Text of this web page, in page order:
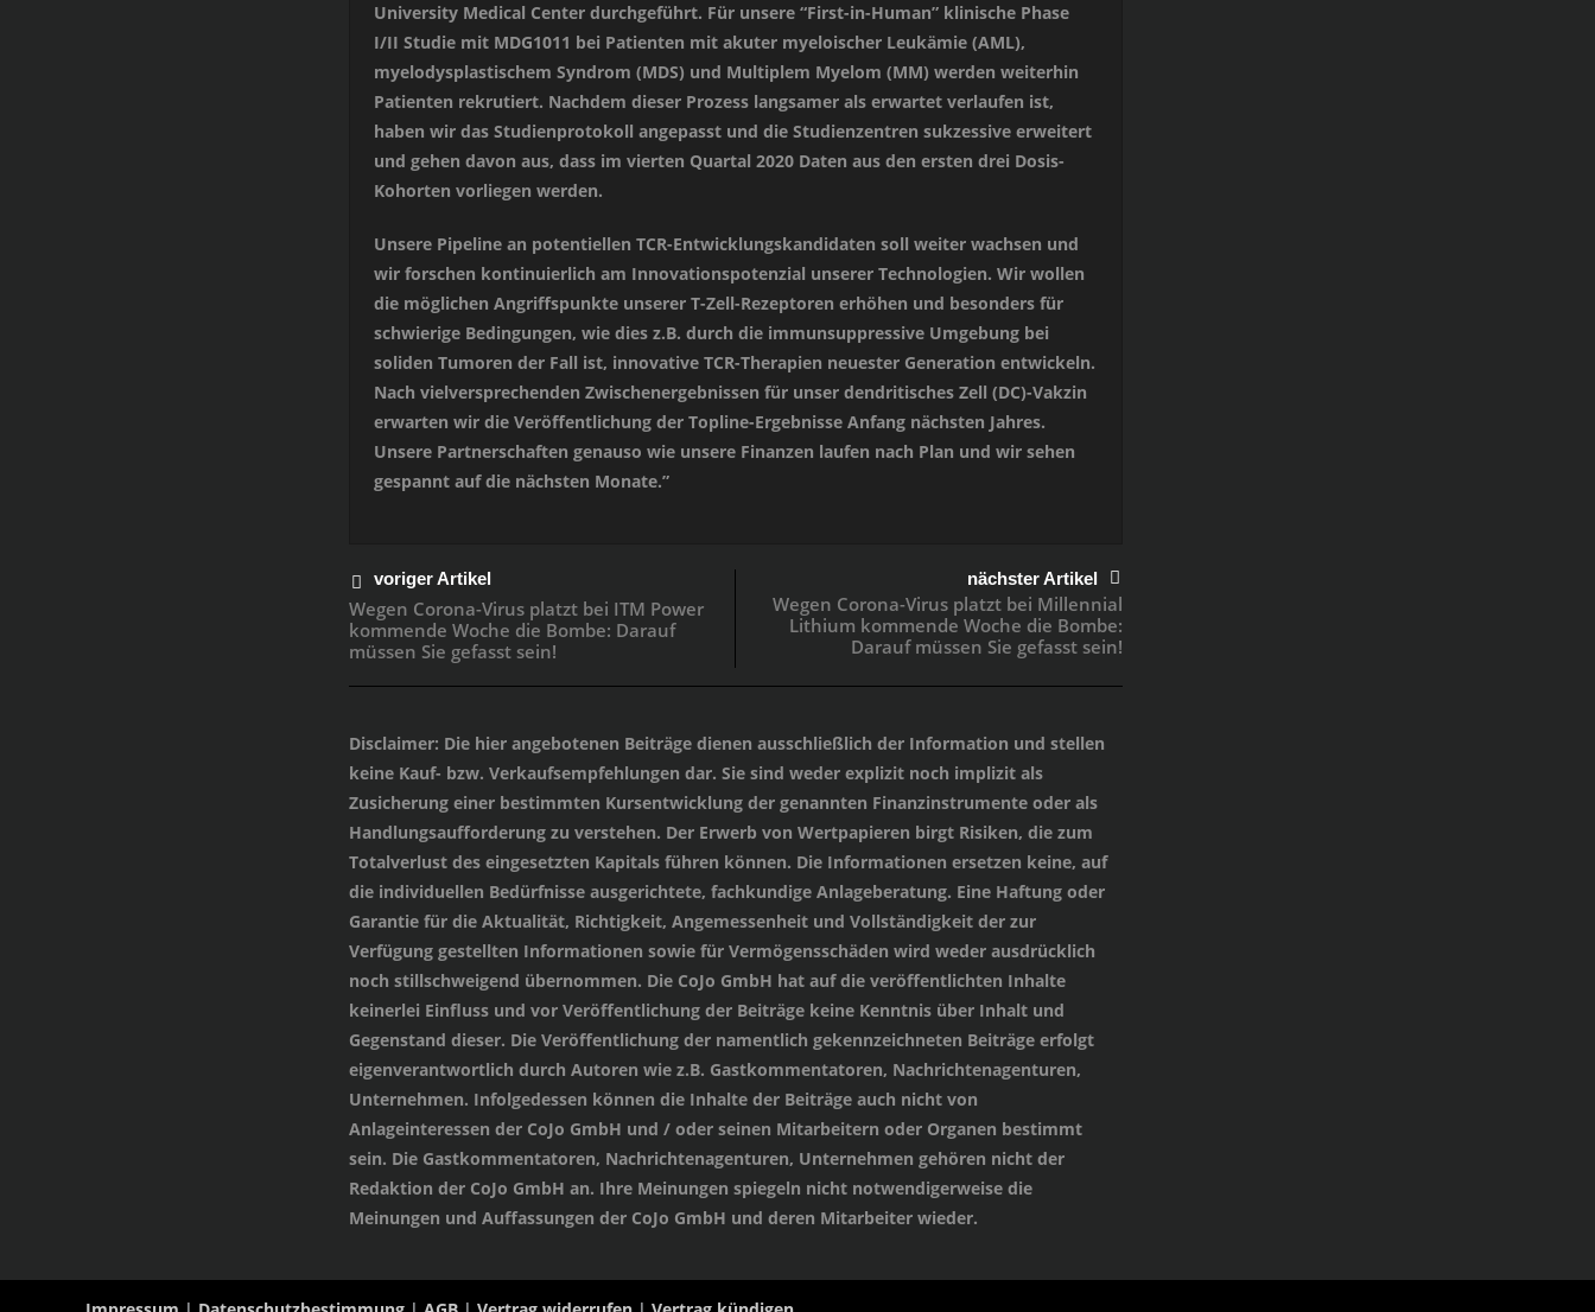
University Medical Center durchgeführt. Für unsere “First-in-Human” klinische Phase
I/II Studie mit MDG1011 bei Patienten mit akuter myeloischer Leukämie (AML),
myelodysplastischem Syndrom (MDS) und Multiplem Myelom (MM) werden weiterhin
Patienten rekrutiert. Nachdem dieser Prozess langsamer als erwartet verlaufen ist,
haben wir das Studienprotokoll angepasst und die Studienzentren sukzessive erweitert
und gehen davon aus, dass im vierten Quartal 2020 Daten aus den ersten drei Dosis-
Kohorten vorliegen werden.
Unsere Pipeline an potentiellen TCR-Entwicklungskandidaten soll weiter wachsen und
wir forschen kontinuierlich am Innovationspotenzial unserer Technologien. Wir wollen
die möglichen Angriffspunkte unserer T-Zell-Rezeptoren erhöhen und besonders für
schwierige Bedingungen, wie dies z.B. durch die immunsuppressive Umgebung bei
soliden Tumoren der Fall ist, innovative TCR-Therapien neuester Generation entwickeln.
Nach vielversprechenden Zwischenergebnissen für unser dendritisches Zell (DC)-Vakzin
erwarten wir die Veröffentlichung der Topline-Ergebnisse Anfang nächsten Jahres.
Unsere Partnerschaften genauso wie unsere Finanzen laufen nach Plan und wir sehen
gespannt auf die nächsten Monate.”
voriger Artikel
Wegen Corona-Virus platzt bei ITM Power
kommende Woche die Bombe: Darauf
müssen Sie gefasst sein!
nächster Artikel
Wegen Corona-Virus platzt bei Millennial
Lithium kommende Woche die Bombe:
Darauf müssen Sie gefasst sein!
Disclaimer: Die hier angebotenen Beiträge dienen ausschließlich der Information und stellen
keine Kauf- bzw. Verkaufsempfehlungen dar. Sie sind weder explizit noch implizit als
Zusicherung einer bestimmten Kursentwicklung der genannten Finanzinstrumente oder als
Handlungsaufforderung zu verstehen. Der Erwerb von Wertpapieren birgt Risiken, die zum
Totalverlust des eingesetzten Kapitals führen können. Die Informationen ersetzen keine, auf
die individuellen Bedürfnisse ausgerichtete, fachkundige Anlageberatung. Eine Haftung oder
Garantie für die Aktualität, Richtigkeit, Angemessenheit und Vollständigkeit der zur
Verfügung gestellten Informationen sowie für Vermögensschäden wird weder ausdrücklich
noch stillschweigend übernommen. Die CoJo GmbH hat auf die veröffentlichten Inhalte
keinerlei Einfluss und vor Veröffentlichung der Beiträge keine Kenntnis über Inhalt und
Gegenstand dieser. Die Veröffentlichung der namentlich gekennzeichneten Beiträge erfolgt
eigenverantwortlich durch Autoren wie z.B. Gastkommentatoren, Nachrichtenagenturen,
Unternehmen. Infolgedessen können die Inhalte der Beiträge auch nicht von
Anlageinteressen der CoJo GmbH und / oder seinen Mitarbeitern oder Organen bestimmt
sein. Die Gastkommentatoren, Nachrichtenagenturen, Unternehmen gehören nicht der
Redaktion der CoJo GmbH an. Ihre Meinungen spiegeln nicht notwendigerweise die
Meinungen und Auffassungen der CoJo GmbH und deren Mitarbeiter wieder.